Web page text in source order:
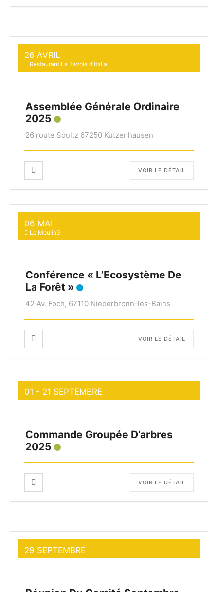
26 AVRIL
Restaurant La Tavola d'Italia
Assemblée Générale Ordinaire
2025
26 route Soultz 67250 Kutzenhausen
VOIR LE DÉTAIL
06 MAI
Le Moulin9
Conférence « L’Ecosystème De
La Forêt »
42 Av. Foch, 67110 Niederbronn-les-Bains
VOIR LE DÉTAIL
01 - 21 SEPTEMBRE
Commande Groupée D’arbres
2025
VOIR LE DÉTAIL
29 SEPTEMBRE